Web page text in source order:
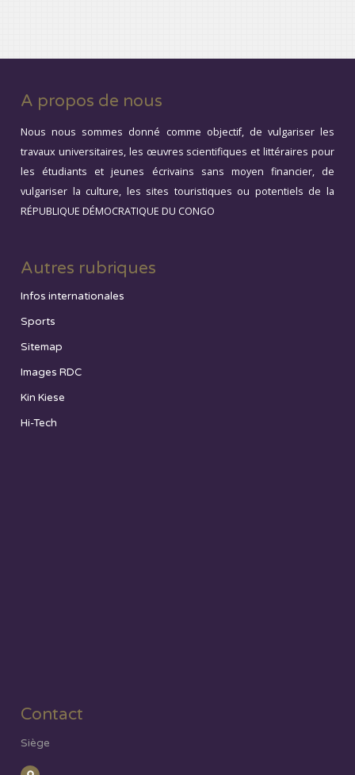
A propos de nous
Nous nous sommes donné comme objectif, de vulgariser les
travaux universitaires, les œuvres scientifiques et littéraires pour
les étudiants et jeunes écrivains sans moyen financier, de
vulgariser la culture, les sites touristiques ou potentiels de la
RÉPUBLIQUE DÉMOCRATIQUE DU CONGO
Autres rubriques
Infos internationales
Sports
Sitemap
Images RDC
Kin Kiese
Hi-Tech
Contact
Siège